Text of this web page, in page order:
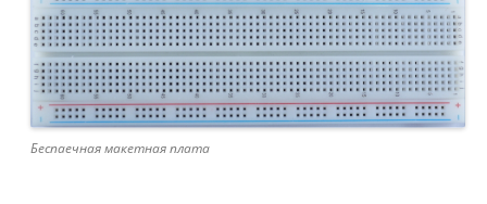
Беспаечная макетная плата